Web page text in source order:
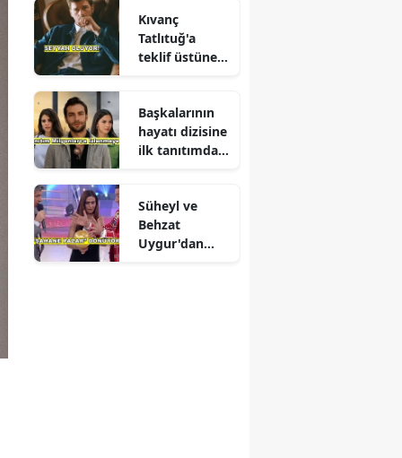
Kıvanç
Tatlıtuğ'a
teklif üstüne
Başkalarının
hayatı dizisine
ilk tanıtımdan
Süheyl ve
Behzat
Uygur'dan